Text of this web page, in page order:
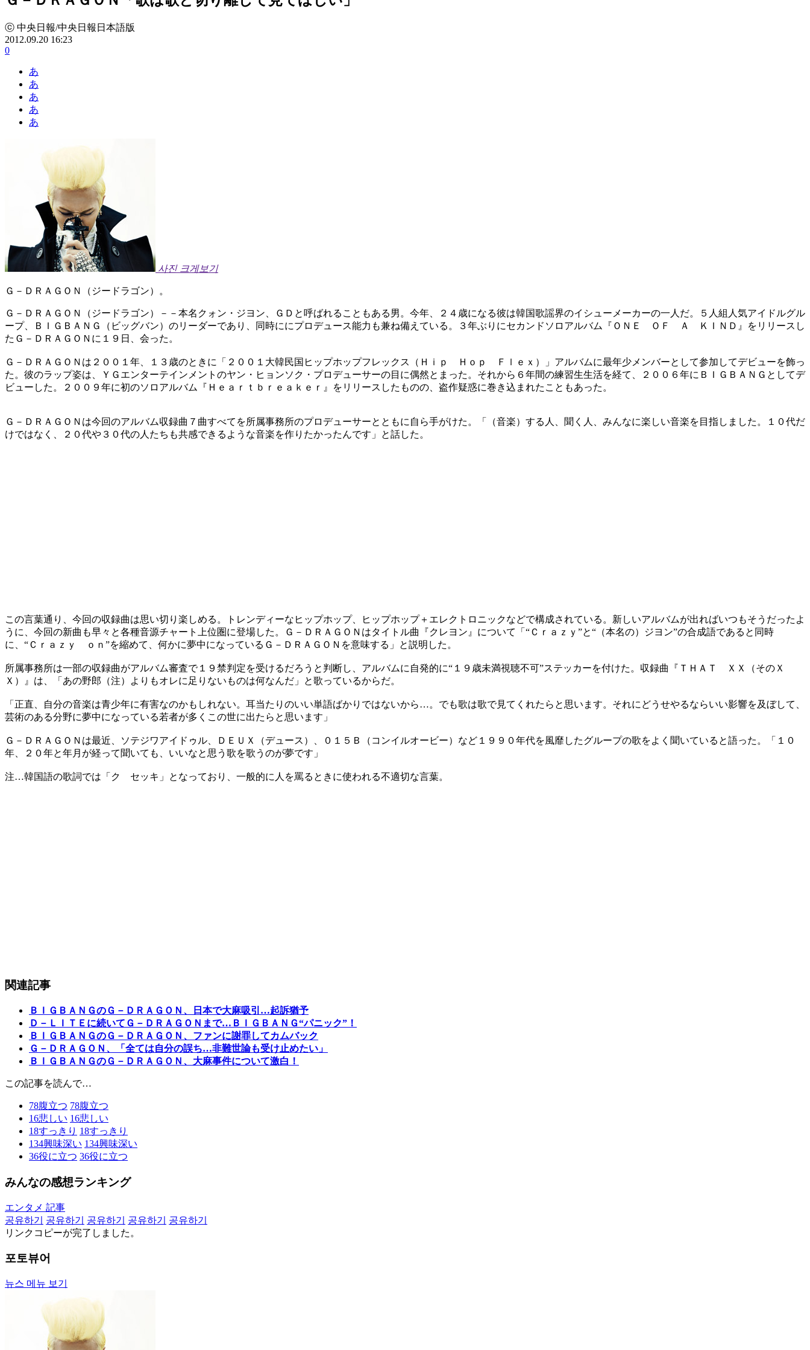
ⓒ 中央日報/中央日報日本語版
2012.09.20 16:23
0
あ
あ
あ
あ
あ
사진 크게보기
Ｇ－ＤＲＡＧＯＮ（ジードラゴン）。
Ｇ－ＤＲＡＧＯＮ（ジードラゴン）－－本名クォン・ジヨン、ＧＤと呼ばれることもある男。今年、２４歳になる彼は韓国歌謡界のイシューメーカーの一人だ。５人組人気アイドルグル
ープ、ＢＩＧＢＡＮＧ（ビッグバン）のリーダーであり、同時ににプロデュース能力も兼ね備えている。３年ぶりにセカンドソロアルバム『ＯＮＥ ＯＦ Ａ ＫＩＮＤ』をリリースし
たＧ－ＤＲＡＧＯＮに１９日、会った。
Ｇ－ＤＲＡＧＯＮは２００１年、１３歳のときに「２００１大韓民国ヒップホップフレックス（Ｈｉｐ Ｈｏｐ Ｆｌｅｘ）」アルバムに最年少メンバーとして参加してデビューを飾っ
た。彼のラップ姿は、ＹＧエンターテインメントのヤン・ヒョンソク・プロデューサーの目に偶然とまった。それから６年間の練習生生活を経て、２００６年にＢＩＧＢＡＮＧとしてデ
ビューした。２００９年に初のソロアルバム『Ｈｅａｒｔｂｒｅａｋｅｒ』をリリースしたものの、盗作疑惑に巻き込まれたこともあった。
Ｇ－ＤＲＡＧＯＮは今回のアルバム収録曲７曲すべてを所属事務所のプロデューサーとともに自ら手がけた。「（音楽）する人、聞く人、みんなに楽しい音楽を目指しました。１０代だ
けではなく、２０代や３０代の人たちも共感できるような音楽を作りたかったんです」と話した。
この言葉通り、今回の収録曲は思い切り楽しめる。トレンディーなヒップホップ、ヒップホップ＋エレクトロニックなどで構成されている。新しいアルバムが出ればいつもそうだったよ
うに、今回の新曲も早々と各種音源チャート上位圏に登場した。Ｇ－ＤＲＡＧＯＮはタイトル曲『クレヨン』について「“Ｃｒａｚｙ”と“（本名の）ジヨン”の合成語であると同時
に、“Ｃｒａｚｙ ｏｎ”を縮めて、何かに夢中になっているＧ－ＤＲＡＧＯＮを意味する」と説明した。
所属事務所は一部の収録曲がアルバム審査で１９禁判定を受けるだろうと判断し、アルバムに自発的に“１９歳未満視聴不可”ステッカーを付けた。収録曲『ＴＨＡＴ ＸＸ（そのＸ
Ｘ）』は、「あの野郎（注）よりもオレに足りないものは何なんだ」と歌っているからだ。
「正直、自分の音楽は青少年に有害なのかもしれない。耳当たりのいい単語ばかりではないから…。でも歌は歌で見てくれたらと思います。それにどうせやるならいい影響を及ぼして、
芸術のある分野に夢中になっている若者が多くこの世に出たらと思います」
Ｇ－ＤＲＡＧＯＮは最近、ソテジワアイドゥル、ＤＥＵＸ（デュース）、０１５Ｂ（コンイルオービー）など１９９０年代を風靡したグループの歌をよく聞いていると語った。「１０
年、２０年と年月が経って聞いても、いいなと思う歌を歌うのが夢です」
注…韓国語の歌詞では「ク セッキ」となっており、一般的に人を罵るときに使われる不適切な言葉。
関連記事
ＢＩＧＢＡＮＧのＧ－ＤＲＡＧＯＮ、日本で大麻吸引…起訴猶予
Ｄ－ＬＩＴＥに続いてＧ－ＤＲＡＧＯＮまで…ＢＩＧＢＡＮＧ“パニック”！
ＢＩＧＢＡＮＧのＧ－ＤＲＡＧＯＮ、ファンに謝罪してカムバック
Ｇ－ＤＲＡＧＯＮ、「全ては自分の誤ち…非難世論も受け止めたい」
ＢＩＧＢＡＮＧのＧ－ＤＲＡＧＯＮ、大麻事件について激白！
この記事を読んで…
78腹立つ 78腹立つ
16悲しい 16悲しい
18すっきり 18すっきり
134興味深い 134興味深い
36役に立つ 36役に立つ
みんなの感想ランキング
エンタメ 記事
공유하기
공유하기 공유하기 공유하기
공유하기
リンクコピーが完了しました。
포토뷰어
뉴스 메뉴 보기